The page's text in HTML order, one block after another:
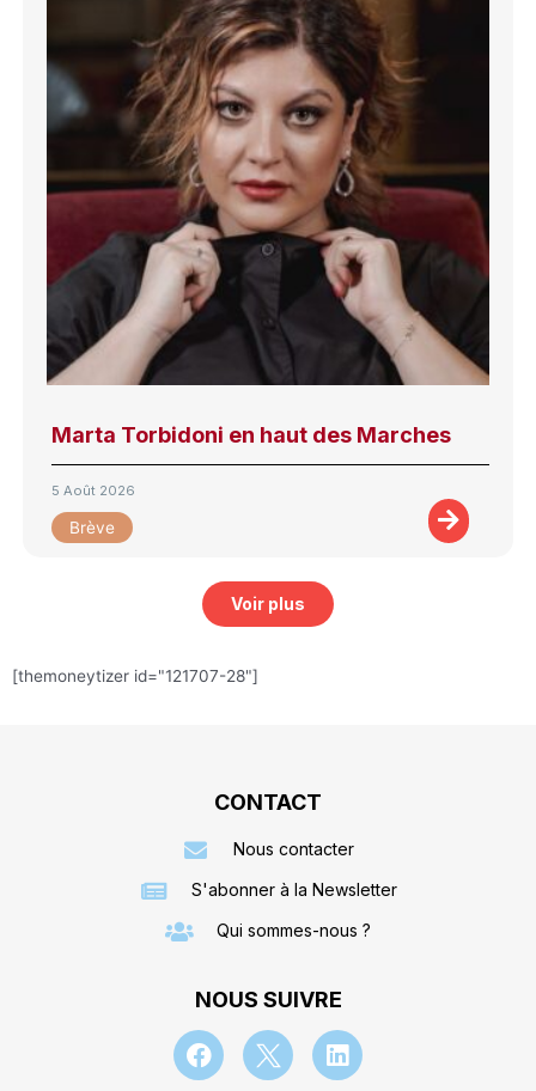
Marta Torbidoni en haut des Marches
5 Août 2026
Brève
Voir plus
[themoneytizer id="121707-28"]
CONTACT
Nous contacter
S'abonner à la Newsletter
Qui sommes-nous ?
NOUS SUIVRE